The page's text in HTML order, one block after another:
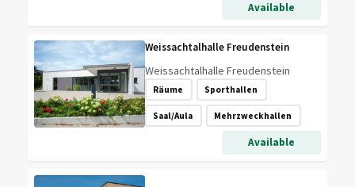
Available
Weissachtalhalle Freudenstein
Weissachtalhalle Freudenstein
Räume Sporthallen
Saal/Aula Mehrzweckhallen
Available